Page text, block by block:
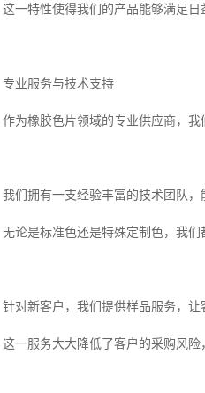
这一特性使得我们的产品能够满足日
专业服务与技术支持
作为橡胶色片领域的专业供应商，
我们拥有一支经验丰富的技术团队，
无论是标准色还是特殊定制色，我们
针对新客户，我们提供样品服务，让
这一服务大大降低了客户的采购风险